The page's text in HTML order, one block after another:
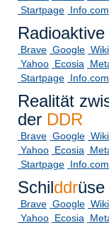
Startpage Info.com
Brave Google
Yahoo Ecosia
Startpage Info.com
Realität
der DDR
Brave Google
Yahoo Ecosia
Startpage Info.com
Schilddrüse
Brave Google
Yahoo Ecosia